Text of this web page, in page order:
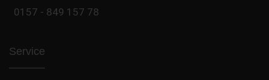
0157 - 849 157 78
Service